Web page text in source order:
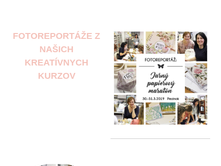
FOTOREPORTÁŽE Z
NAŠICH
KREATÍVNYCH
KURZOV